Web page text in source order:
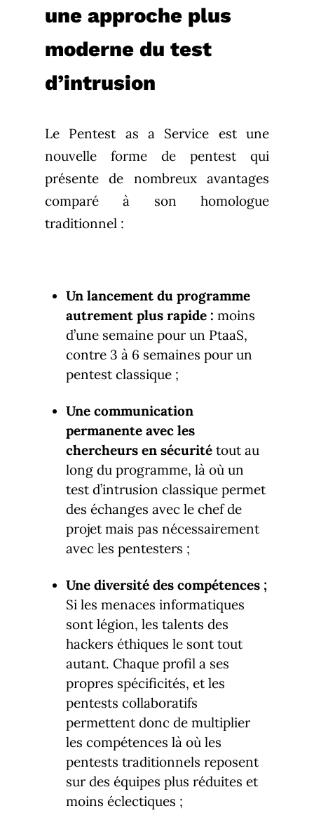
une approche plus
moderne du test
d’intrusion
Le Pentest as a Service est une
nouvelle forme de pentest qui
présente de nombreux avantages
comparé à son homologue
traditionnel :
Un lancement du programme
autrement plus rapide : moins
d’une semaine pour un PtaaS,
contre 3 à 6 semaines pour un
pentest classique ;
Une communication
permanente avec les
chercheurs en sécurité tout au
long du programme, là où un
test d’intrusion classique permet
des échanges avec le chef de
projet mais pas nécessairement
avec les pentesters ;
Une diversité des compétences ;
Si les menaces informatiques
sont légion, les talents des
hackers éthiques le sont tout
autant. Chaque profil a ses
propres spécificités, et les
pentests collaboratifs
permettent donc de multiplier
les compétences là où les
pentests traditionnels reposent
sur des équipes plus réduites et
moins éclectiques ;